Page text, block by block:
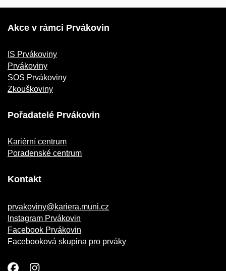
Akce v rámci Prvákovin
IS Prvákoviny
Prvákoviny
SOS Prvákoviny
Zkouškoviny
Pořadatelé Prvákovin
Kariérní centrum
Poradenské centrum
Kontakt
prvakoviny@kariera.muni.cz
Instagram Prvákovin
Facebook Prvákovin
Facebooková skupina pro prváky
Facebook
Instagram